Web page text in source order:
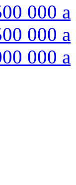
000 a
000 a
000 a